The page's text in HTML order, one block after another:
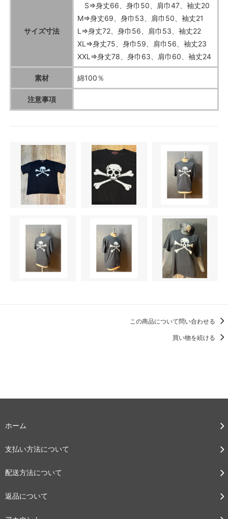
サイズ寸法
S⇒身丈66、身巾50、肩巾47、袖丈20
M⇒身丈69、身巾53、肩巾50、袖丈21
L⇒身丈72、身巾56、肩巾53、袖丈22
XL⇒身丈75、身巾59、肩巾56、袖丈23
XXL⇒身丈78、身巾63、肩巾60、袖丈24
素材 綿100％
注意事項
この商品について問い合わせる
買い物を続ける
ホーム
支払い方法について
配送方法について
返品について